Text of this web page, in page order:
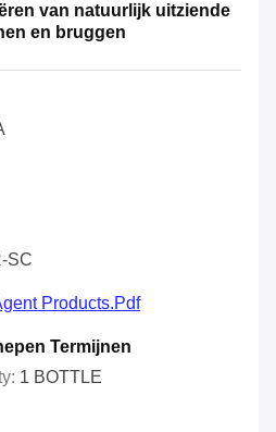
van natuurlijk uitziende
en bruggen
SC
Products.pdf
Termijnen
1 BOTTLE